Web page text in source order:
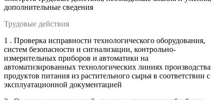
дополнительные сведения
Трудовые действия
1 . Проверка исправности технологического оборудования,
систем безопасности и сигнализации, контрольно-
измерительных приборов и автоматики на
автоматизированных технологических линиях производства
продуктов питания из растительного сырья в соответствии с
эксплуатационной документацией